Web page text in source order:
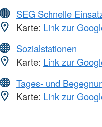
SEG Schnelle
Karte: Link zur
Sozialstationen
Karte: Link zur
Tages- und
Karte: Link zur